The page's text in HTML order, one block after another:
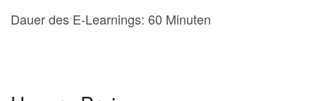
Dauer des E-Learnings: 60 Minuten